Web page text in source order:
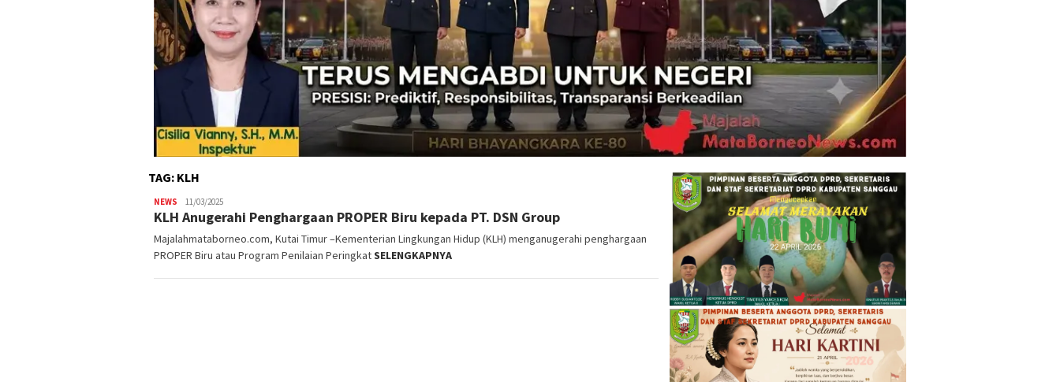
TAG: KLH
NEWS 11/03/2025
KLH Anugerahi Penghargaan PROPER Biru kepada PT. DSN Group
Majalahmataborneo.com, Kutai Timur –Kementerian Lingkungan Hidup (KLH) menganugerahi penghargaan
PROPER Biru atau Program Penilaian PeringkatSELENGKAPNYA